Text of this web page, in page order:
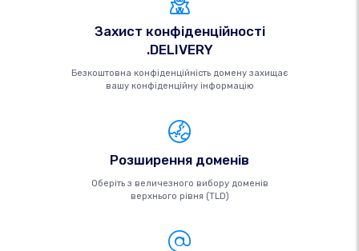
Захист конфіденційності
.DELIVERY
Безкоштовна конфіденційність домену захищає
вашу конфіденційну інформацію
Розширення доменів
Оберіть з величезного вибору доменів
верхнього рівня (TLD)